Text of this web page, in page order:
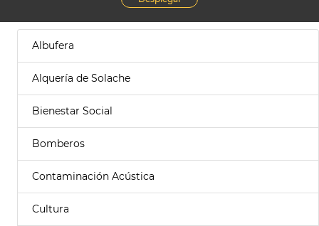
Albufera
Alquería de Solache
Bienestar Social
Bomberos
Contaminación Acústica
Cultura